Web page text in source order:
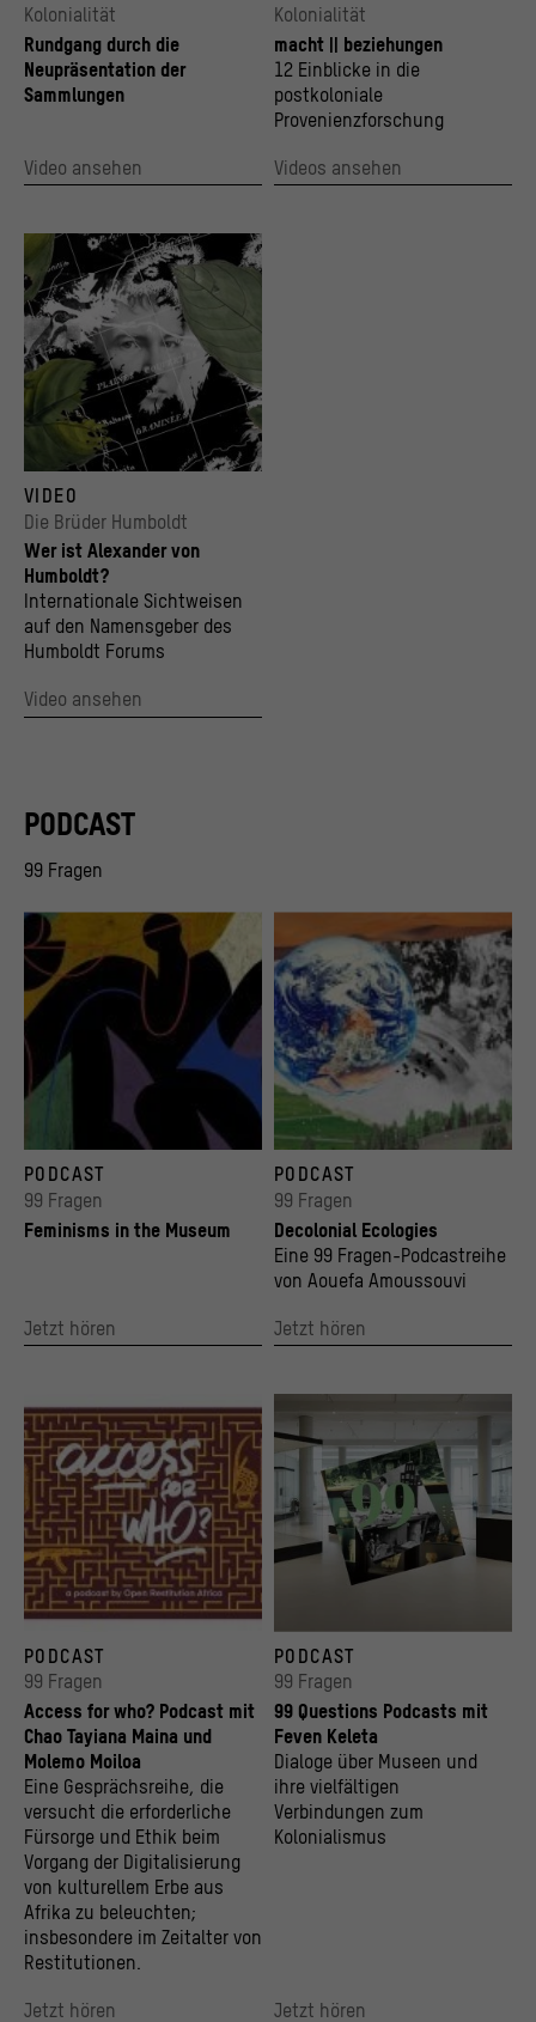
Kolonialität
Rundgang durch die
Neupräsentation der
Sammlungen
Video ansehen
Kolonialität
macht || beziehungen
12 Einblicke in die
postkoloniale
Provenienzforschung
Videos ansehen
VIDEO
Die Brüder Humboldt
Wer ist Alexander von
Humboldt?
Internationale Sichtweisen
auf den Namensgeber des
Humboldt Forums
Video ansehen
PODCAST
99 Fragen
© Diana Ejaita
PODCAST
99 Fragen
Feminisms in the Museum
Jetzt hören
PODCAST
99 Fragen
Decolonial Ecologies
Eine 99 Fragen-Podcastreihe
von Aouefa Amoussouvi
Jetzt hören
PODCAST
99 Fragen
Access for who? Podcast mit
Chao Tayiana Maina und
Molemo Moiloa
Eine Gesprächsreihe, die
versucht die erforderliche
Fürsorge und Ethik beim
Vorgang der Digitalisierung
von kulturellem Erbe aus
Afrika zu beleuchten;
insbesondere im Zeitalter von
Restitutionen.
Jetzt hören
PODCAST
99 Fragen
99 Questions Podcasts mit
Feven Keleta
Dialoge über Museen und
ihre vielfältigen
Verbindungen zum
Kolonialismus
Jetzt hören